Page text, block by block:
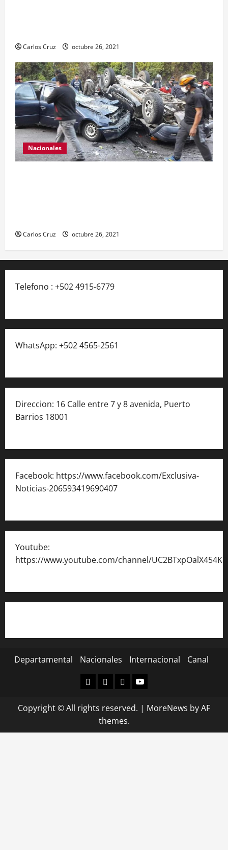
Carlos Cruz octubre 26, 2021
Nacionales
Carlos Cruz octubre 26, 2021
Telefono : +502 4915-6779
WhatsApp: +502 4565-2561
Direccion: 16 Calle entre 7 y 8 avenida, Puerto
Barrios 18001
Facebook: https://www.facebook.com/Exclusiva-
Noticias-206593419690407
Youtube:
https://www.youtube.com/channel/
Departamental Nacionales Internacional Canal
Departamental
Nacionales
Internacional
Canal
Copyright © All rights reserved. | MoreNews by AF
themes.